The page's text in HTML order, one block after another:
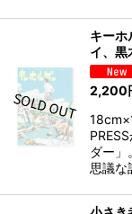
キーホ
イ、黒
2,200
ダー
思議な